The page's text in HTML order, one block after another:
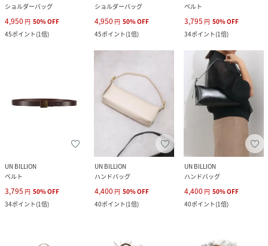
ショルダーバッグ
4,950 円 50%OFF
45ポイント(1倍)
ショルダーバッグ
4,950 円 50%OFF
45ポイント(1倍)
ベルト
3,795 円 50%OFF
34ポイント(1倍)
UN BILLION
ベルト
3,795 円 50%OFF
34ポイント(1倍)
UN BILLION
ハンドバッグ
4,400 円 50%OFF
40ポイント(1倍)
UN BILLION
ハンドバッグ
4,400 円 50%OFF
40ポイント(1倍)